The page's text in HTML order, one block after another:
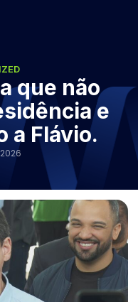
que não
e
a Flávio.